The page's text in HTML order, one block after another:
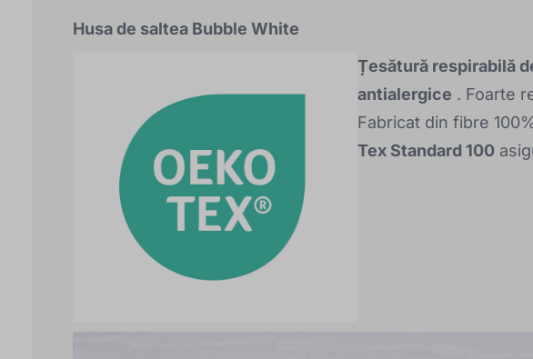
Husa de saltea Bubble White
Țesătură respirabilă
antialergice . Foarte
Fabricat din fibre
Tex Standard 100